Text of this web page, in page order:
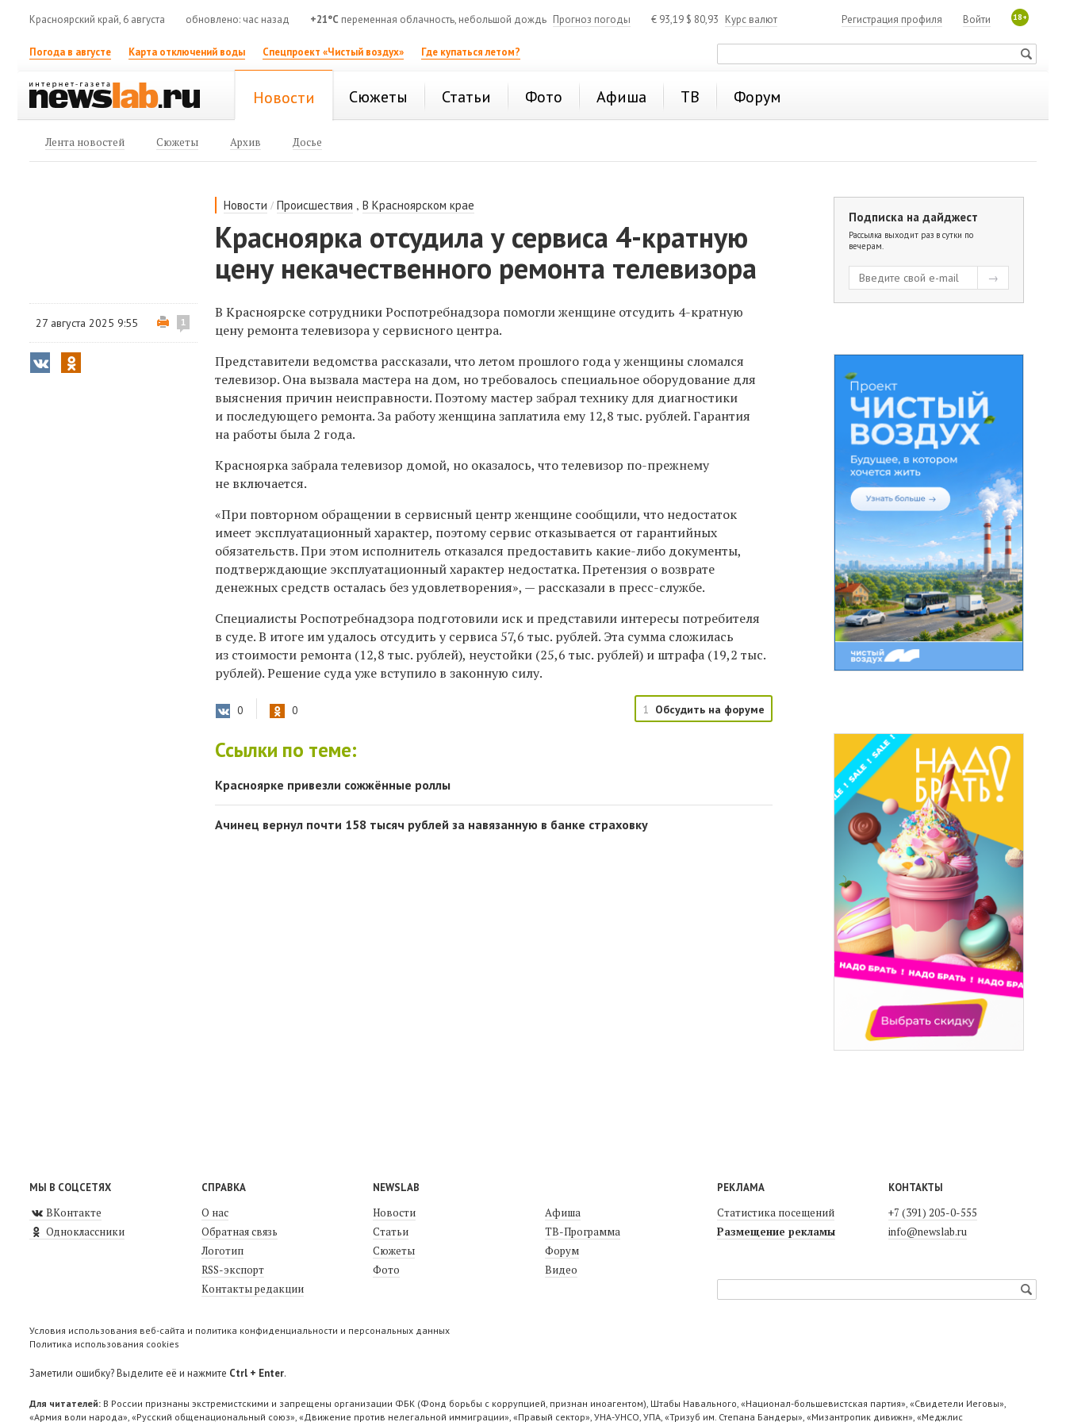
Красноярский край, 6 августа обновлено: час назад +21°C переменная облачность, небольшой дождь Прогноз погоды € 93,19 $ 80,93 Курс валют 18+
Войти
Регистрация профиля
Погода в августе Карта отключений воды Спецпроект «Чистый воздух» Где купаться летом?
Новости Сюжеты Статьи Фото Афиша ТВ Форум
Лента новостей Сюжеты Архив Досье
Новости /Происшествия ,В Красноярском крае
Красноярка отсудила у сервиса 4-кратную
цену некачественного ремонта телевизора
27 августа 2025 9:55 1
В Красноярске сотрудники Роспотребнадзора помогли женщине отсудить 4-кратную
цену ремонта телевизора у сервисного центра.
Представители ведомства рассказали, что летом прошлого года у женщины сломался
телевизор. Она вызвала мастера на дом, но требовалось специальное оборудование для
выяснения причин неисправности. Поэтому мастер забрал технику для диагностики
и последующего ремонта. За работу женщина заплатила ему 12,8 тыс. рублей. Гарантия
на работы была 2 года.
Красноярка забрала телевизор домой, но оказалось, что телевизор по-прежнему
не включается.
«При повторном обращении в сервисный центр женщине сообщили, что недостаток
имеет эксплуатационный характер, поэтому сервис отказывается от гарантийных
обязательств. При этом исполнитель отказался предоставить какие-либо документы,
подтверждающие эксплуатационный характер недостатка. Претензия о возврате
денежных средств осталась без удовлетворения», — рассказали в пресс-службе.
Специалисты Роспотребнадзора подготовили иск и представили интересы потребителя
в суде. В итоге им удалось отсудить у сервиса 57,6 тыс. рублей. Эта сумма сложилась
из стоимости ремонта (12,8 тыс. рублей), неустойки (25,6 тыс. рублей) и штрафа (19,2 тыс.
рублей). Решение суда уже вступило в законную силу.
0 0 1 Обсудить на форуме
Ссылки по теме:
Красноярке привезли сожжённые роллы
Ачинец вернул почти 158 тысяч рублей за навязанную в банке страховку
Подписка на дайджест
Рассылка выходит раз в сутки по
вечерам.
МЫ В СОЦСЕТЯХ
ВКонтакте
Одноклассники
СПРАВКА
О нас
Обратная связь
Логотип
RSS-экспорт
Контакты редакции
NEWSLAB
Новости
Статьи
Сюжеты
Фото
Афиша
ТВ-Программа
Форум
Видео
РЕКЛАМА
Статистика посещений
Размещение рекламы
КОНТАКТЫ
+7 (391) 205-0-555
info@newslab.ru
Условия использования веб-сайта и политика конфиденциальности и персональных данных
Политика использования cookies
Заметили ошибку? Выделите её и нажмите Ctrl + Enter.
Для читателей: В России признаны экстремистскими и запрещены организации ФБК (Фонд борьбы с коррупцией, признан иноагентом), Штабы Навального, «Национал-большевистская партия», «Свидетели Иеговы»,
«Армия воли народа», «Русский общенациональный союз», «Движение против нелегальной иммиграции», «Правый сектор», УНА-УНСО, УПА, «Тризуб им. Степана Бандеры», «Мизантропик дивижн», «Меджлис